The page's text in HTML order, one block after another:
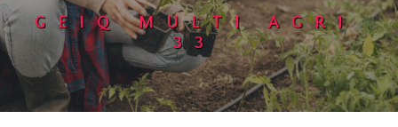
GEIQ MULTI AGRI
33